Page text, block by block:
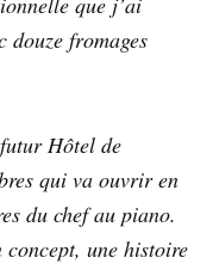
douze fromages
Hôtel de
qui va ouvrir en
du chef au piano.
une histoire